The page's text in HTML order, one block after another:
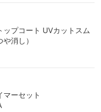
ップコート UVカットスム
消し）
マーセット